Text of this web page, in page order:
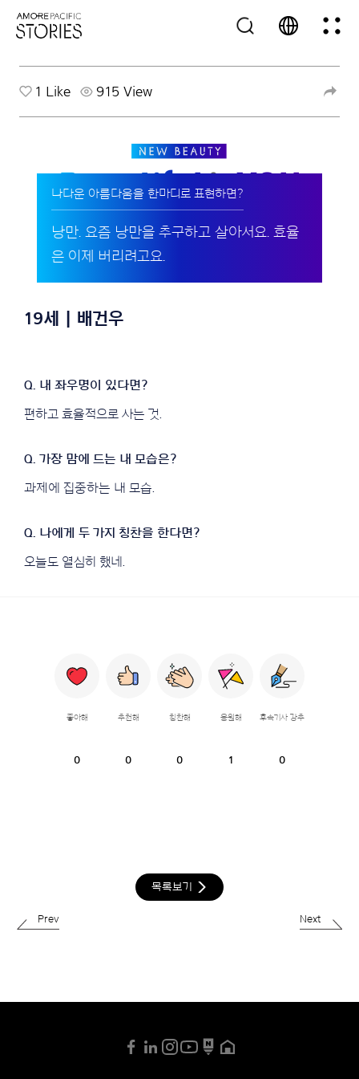
1 Like 915 View
나다운 아름다움을 한마디로 표현하면?
낭만. 요즘 낭만을 추구하고 살아서요. 효율
은 이제 버리려고요.
19세 | 배건우
편하고 효율적으로 사는 것.
과제에 집중하는 내 모습.
오늘도 열심히 했네.
좋아해
0
추천해
0
칭찬해
0
응원해
1
후속기사 강추
0
목록보기
Prev Next